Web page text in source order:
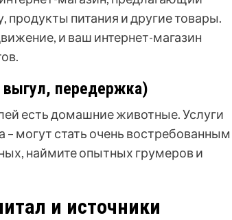
питания и другие товары.
и ваш интернет-магазин
передержка)
есть домашние животные. Услуги
могут стать очень востребованным
наймите опытных грумеров и
и источники